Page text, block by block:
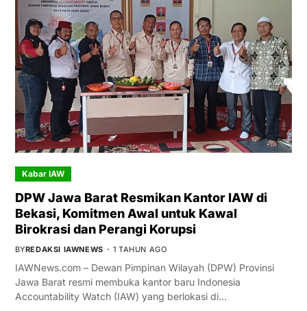
Kabar IAW
DPW Jawa Barat Resmikan Kantor IAW di
Bekasi, Komitmen Awal untuk Kawal
Birokrasi dan Perangi Korupsi
BYREDAKSI IAWNEWS 1 TAHUN AGO
IAWNews.com – Dewan Pimpinan Wilayah (DPW) Provinsi
Jawa Barat resmi membuka kantor baru Indonesia
Accountability Watch (IAW) yang berlokasi di…